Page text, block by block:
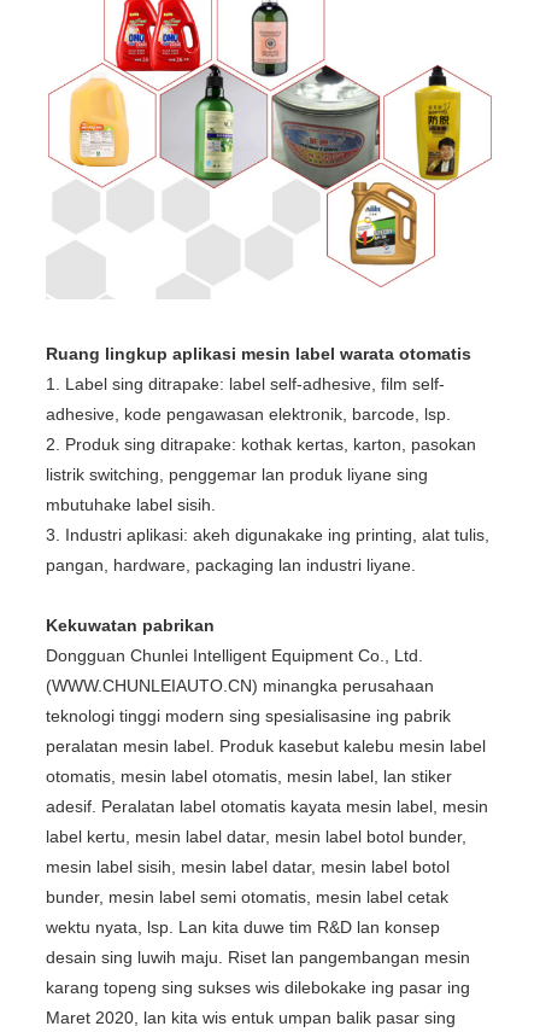
Ruang lingkup aplikasi mesin label warata otomatis
1. Label sing ditrapake: label self-adhesive, film self-
adhesive, kode pengawasan elektronik, barcode, lsp.
2. Produk sing ditrapake: kothak kertas, karton, pasokan
listrik switching, penggemar lan produk liyane sing
mbutuhake label sisih.
3. Industri aplikasi: akeh digunakake ing printing, alat tulis,
pangan, hardware, packaging lan industri liyane.
Kekuwatan pabrikan
Dongguan Chunlei Intelligent Equipment Co., Ltd.
(WWW.CHUNLEIAUTO.CN) minangka perusahaan
teknologi tinggi modern sing spesialisasine ing pabrik
peralatan mesin label. Produk kasebut kalebu mesin label
otomatis, mesin label otomatis, mesin label, lan stiker
adesif. Peralatan label otomatis kayata mesin label, mesin
label kertu, mesin label datar, mesin label botol bunder,
mesin label sisih, mesin label datar, mesin label botol
bunder, mesin label semi otomatis, mesin label cetak
wektu nyata, lsp. Lan kita duwe tim R&D lan konsep
desain sing luwih maju. Riset lan pangembangan mesin
karang topeng sing sukses wis dilebokake ing pasar ing
Maret 2020, lan kita wis entuk umpan balik pasar sing